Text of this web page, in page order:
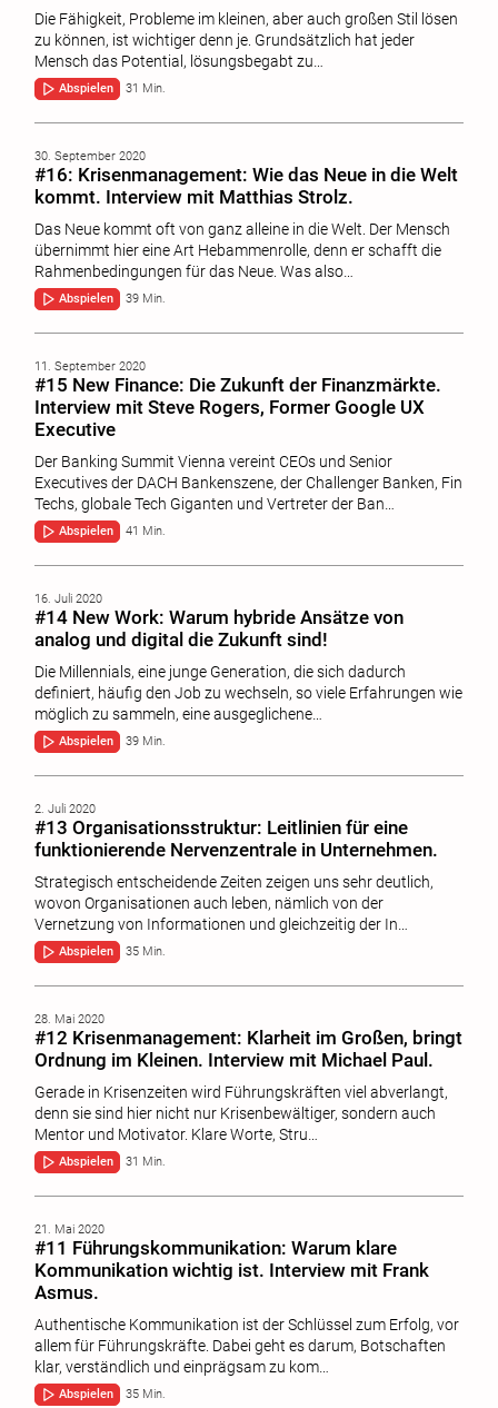
Die Fähigkeit, Probleme im kleinen, aber auch großen Stil lösen
zu können, ist wichtiger denn je. Grundsätzlich hat jeder
Mensch das Potential, lösungsbegabt zu…
Abspielen 31 Min.
30. September 2020
#16: Krisenmanagement: Wie das Neue in die Welt
kommt. Interview mit Matthias Strolz.
Das Neue kommt oft von ganz alleine in die Welt. Der Mensch
übernimmt hier eine Art Hebammenrolle, denn er schafft die
Rahmenbedingungen für das Neue. Was also…
Abspielen 39 Min.
11. September 2020
#15 New Finance: Die Zukunft der Finanzmärkte.
Interview mit Steve Rogers, Former Google UX
Executive
Der Banking Summit Vienna vereint CEOs und Senior
Executives der DACH Bankenszene, der Challenger Banken, Fin
Techs, globale Tech Giganten und Vertreter der Ban…
Abspielen 41 Min.
16. Juli 2020
#14 New Work: Warum hybride Ansätze von
analog und digital die Zukunft sind!
Die Millennials, eine junge Generation, die sich dadurch
definiert, häufig den Job zu wechseln, so viele Erfahrungen wie
möglich zu sammeln, eine ausgeglichene…
Abspielen 39 Min.
2. Juli 2020
#13 Organisationsstruktur: Leitlinien für eine
funktionierende Nervenzentrale in Unternehmen.
Strategisch entscheidende Zeiten zeigen uns sehr deutlich,
wovon Organisationen auch leben, nämlich von der
Vernetzung von Informationen und gleichzeitig der In…
Abspielen 35 Min.
28. Mai 2020
#12 Krisenmanagement: Klarheit im Großen, bringt
Ordnung im Kleinen. Interview mit Michael Paul.
Gerade in Krisenzeiten wird Führungskräften viel abverlangt,
denn sie sind hier nicht nur Krisenbewältiger, sondern auch
Mentor und Motivator. Klare Worte, Stru…
Abspielen 31 Min.
21. Mai 2020
#11 Führungskommunikation: Warum klare
Kommunikation wichtig ist. Interview mit Frank
Asmus.
Authentische Kommunikation ist der Schlüssel zum Erfolg, vor
allem für Führungskräfte. Dabei geht es darum, Botschaften
klar, verständlich und einprägsam zu kom…
Abspielen 35 Min.